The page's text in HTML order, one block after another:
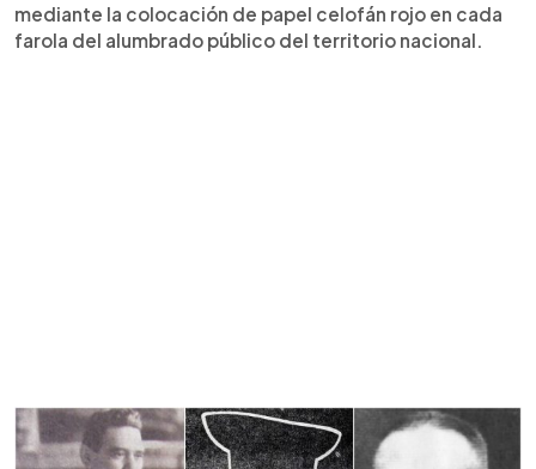
mediante la colocación de papel celofán rojo en cada
farola del alumbrado público del territorio nacional.